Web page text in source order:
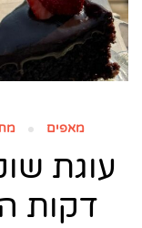
מאפים
דקות